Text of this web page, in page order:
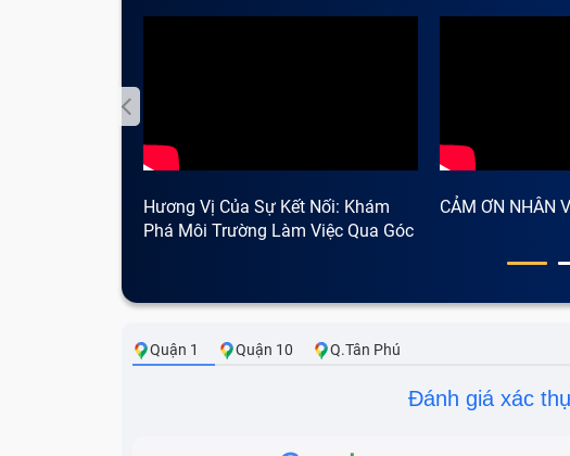
Hương Vị Của Sự Kết Nối: Khám
Phá Môi Trường Làm Việc Qua Góc
CẢM ƠN NHÂN
Quận 1 Quận 10 Q.Tân Phú
Đánh giá xác